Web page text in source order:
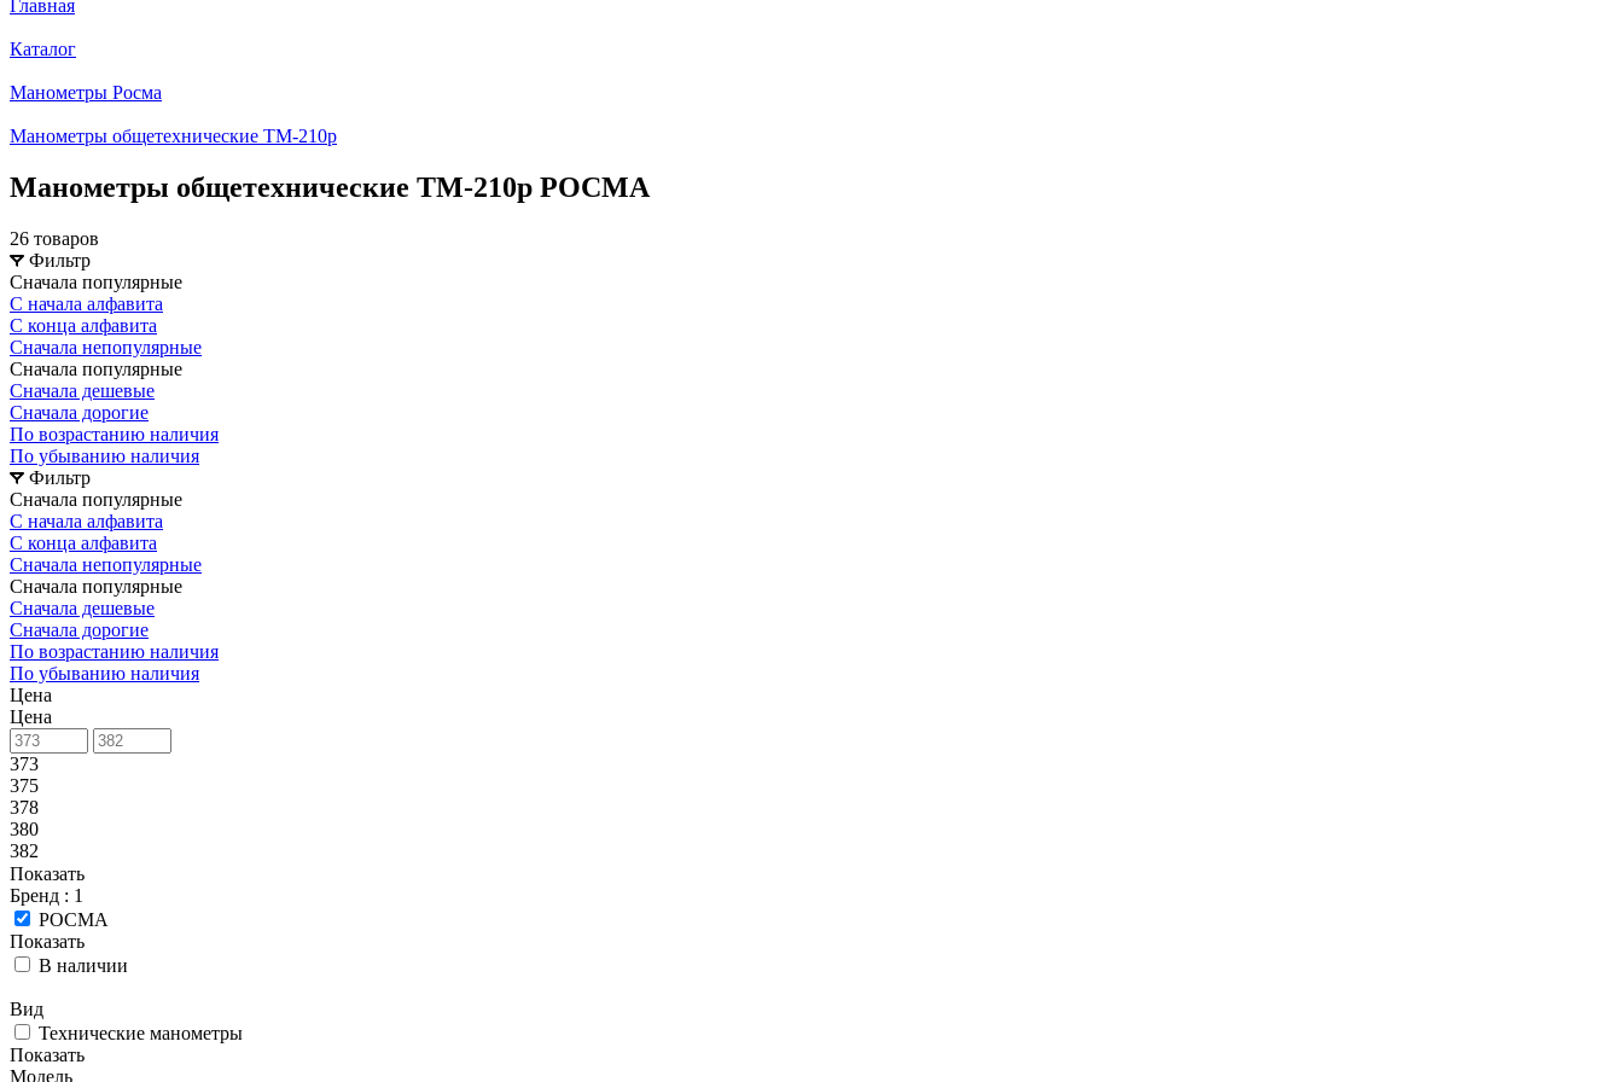
Главная
Каталог
Манометры Росма
Манометры общетехнические ТМ-210р
Манометры общетехнические ТМ-210р РОСМА
26 товаров
Фильтр
Сначала популярные
С начала алфавита
С конца алфавита
Сначала непопулярные
Сначала популярные
Сначала дешевые
Сначала дорогие
По возрастанию наличия
По убыванию наличия
Фильтр
Сначала популярные
С начала алфавита
С конца алфавита
Сначала непопулярные
Сначала популярные
Сначала дешевые
Сначала дорогие
По возрастанию наличия
По убыванию наличия
Цена
Цена
373
375
378
380
382
Показать
Бренд : 1
РОСМА
Показать
В наличии
Вид
Технические манометры
Показать
Модель